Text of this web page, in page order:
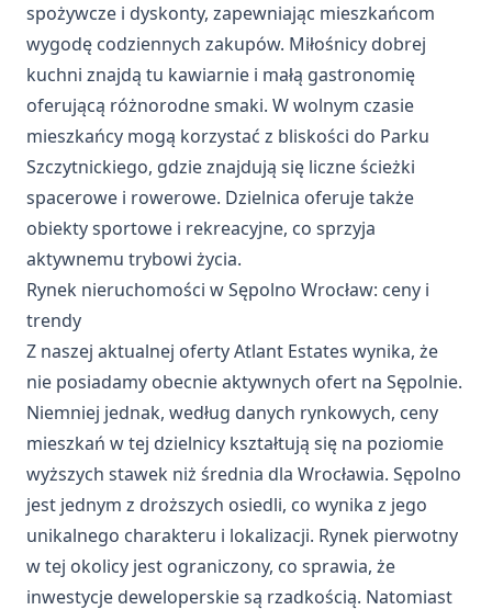
spożywcze i dyskonty, zapewniając mieszkańcom
wygodę codziennych zakupów. Miłośnicy dobrej
kuchni znajdą tu kawiarnie i małą gastronomię
oferującą różnorodne smaki. W wolnym czasie
mieszkańcy mogą korzystać z bliskości do Parku
Szczytnickiego, gdzie znajdują się liczne ścieżki
spacerowe i rowerowe. Dzielnica oferuje także
obiekty sportowe i rekreacyjne, co sprzyja
aktywnemu trybowi życia.
Rynek nieruchomości w Sępolno Wrocław: ceny i
trendy
Z naszej aktualnej oferty Atlant Estates wynika, że
nie posiadamy obecnie aktywnych ofert na Sępolnie.
Niemniej jednak, według danych rynkowych, ceny
mieszkań w tej dzielnicy kształtują się na poziomie
wyższych stawek niż średnia dla Wrocławia. Sępolno
jest jednym z droższych osiedli, co wynika z jego
unikalnego charakteru i lokalizacji. Rynek pierwotny
w tej okolicy jest ograniczony, co sprawia, że
inwestycje deweloperskiesą rzadkością. Natomiast